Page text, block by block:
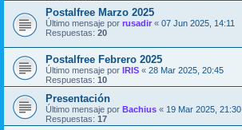
Postalfree Marzo 2025
Último mensaje por rusadir « 07 Jun 2025, 14:11
Respuestas: 20
Postalfree Febrero 2025
Último mensaje por IRIS « 28 Mar 2025, 20:45
Respuestas: 10
Presentación
Último mensaje por Bachius « 19 Mar 2025, 21:30
Respuestas: 17